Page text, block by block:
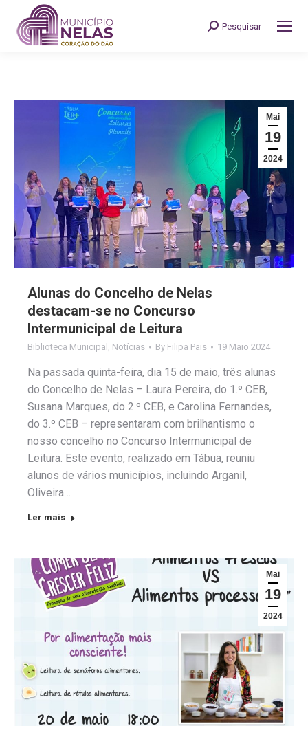
Search:
Pesquisar
Mai
19
2024
Alunas do Concelho de Nelas
destacam-se no Concurso
Intermunicipal de Leitura
Biblioteca Municipal , Notícias By Filipa Pais 19 Maio 2024
Na passada quinta-feira, dia 15 de maio, três alunas
do Concelho de Nelas – Laura Pereira, do 1.º CEB,
Susana Marques, do 2.º CEB, e Carolina Fernandes,
do 3.º CEB – representaram com brilhantismo o
nosso concelho no Concurso Intermunicipal de
Leitura. Este evento, realizado em Tábua, reuniu
alunos de vários municípios, incluindo Arganil,
Oliveira…
Ler mais
Mai
19
2024